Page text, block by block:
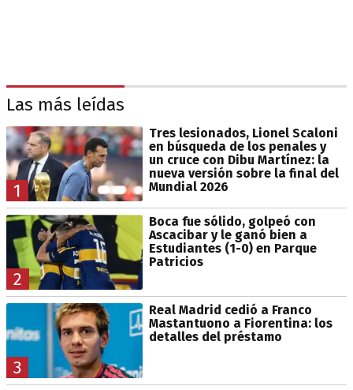
Las más leídas
1
Tres lesionados, Lionel Scaloni
en búsqueda de los penales y
un cruce con Dibu Martínez: la
nueva versión sobre la final del
Mundial 2026
2
Boca fue sólido, golpeó con
Ascacibar y le ganó bien a
Estudiantes (1-0) en Parque
Patricios
3
Real Madrid cedió a Franco
Mastantuono a Fiorentina: los
detalles del préstamo